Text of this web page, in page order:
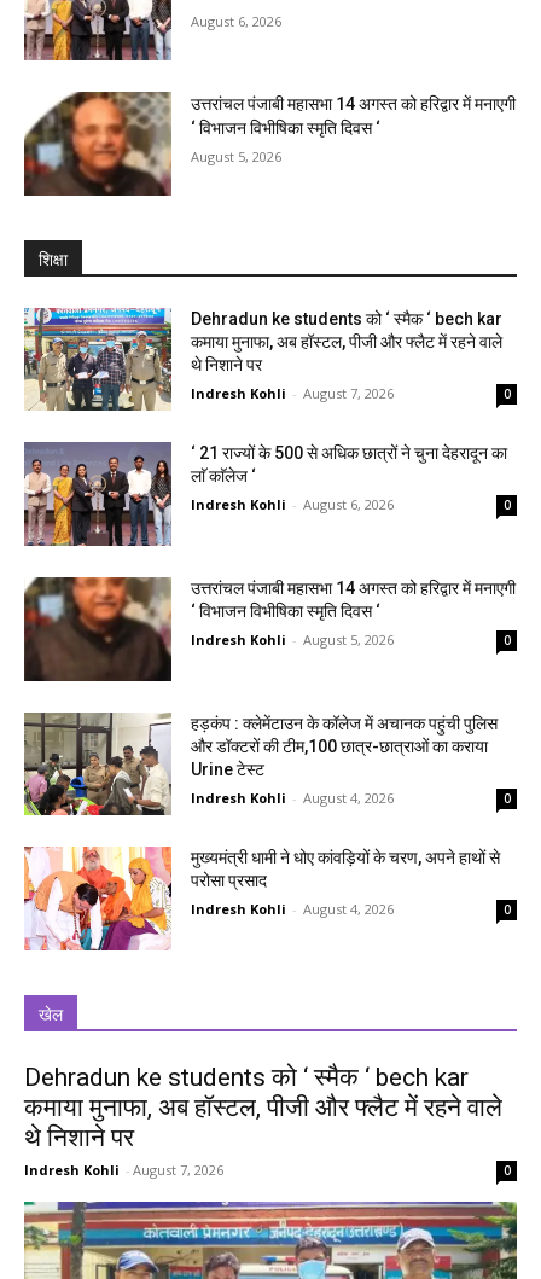
August 6, 2026
उत्तरांचल पंजाबी महासभा 14 अगस्त को हरिद्वार में मनाएगी
‘ विभाजन विभीषिका स्मृति दिवस ‘
August 5, 2026
शिक्षा
Dehradun ke students को ‘ स्मैक ‘ bech kar
कमाया मुनाफा, अब हॉस्टल, पीजी और फ्लैट में रहने वाले
थे निशाने पर
Indresh Kohli - August 7, 2026 0
‘ 21 राज्यों के 500 से अधिक छात्रों ने चुना देहरादून का
लाॅ काॅलेज ‘
Indresh Kohli - August 6, 2026 0
उत्तरांचल पंजाबी महासभा 14 अगस्त को हरिद्वार में मनाएगी
‘ विभाजन विभीषिका स्मृति दिवस ‘
Indresh Kohli - August 5, 2026 0
हड़कंप : क्लेमेंटाउन के कॉलेज में अचानक पहुंची पुलिस
और डॉक्टरों की टीम,100 छात्र-छात्राओं का कराया
Urine टेस्ट
Indresh Kohli - August 4, 2026 0
मुख्यमंत्री धामी ने धोए कांवड़ियों के चरण, अपने हाथों से
परोसा प्रसाद
Indresh Kohli - August 4, 2026 0
खेल
Dehradun ke students को ‘ स्मैक ‘ bech kar
कमाया मुनाफा, अब हॉस्टल, पीजी और फ्लैट में रहने वाले
थे निशाने पर
Indresh Kohli - August 7, 2026 0